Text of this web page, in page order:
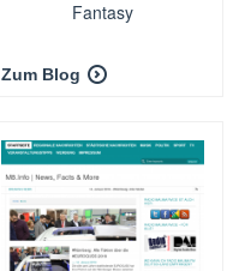
Fantasy
Zum Blog